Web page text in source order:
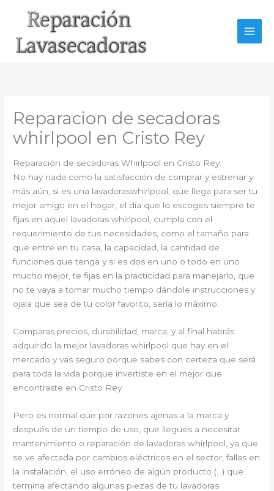
Reparacion de secadoras
whirlpool en Cristo Rey
Reparación de secadoras Whirlpool en Cristo Rey:
No hay nada como la satisfacción de comprar y estrenar y
más aún, si es una lavadoraswhirlpool, que llega para ser tu
mejor amigo en el hogar, el día que lo escoges siempre te
fijas en aquel lavadoras whirlpool, cumpla con el
requerimiento de tus necesidades, como el tamaño para
que entre en tu casa, la capacidad, la cantidad de
funciones que tenga y si es dos en uno o todo en uno
mucho mejor, te fijas en la practicidad para manejarlo, que
no te vaya a tomar mucho tiempo dándole instrucciones y
ojala que sea de tu color favorito, sería lo máximo.
Comparas precios, durabilidad, marca, y al final habrás
adquirido la mejor lavadoras whirlpool que hay en el
mercado y vas seguro porque sabes con certeza que será
para toda la vida porque invertiste en el mejor que
encontraste en Cristo Rey
Pero es normal que por razones ajenas a la marca y
después de un tiempo de uso, que llegues a necesitar
mantenimiento o reparación de lavadoras whirlpool, ya que
se ve afectada por cambios eléctricos en el sector, fallas en
la instalación, el uso erróneo de algún producto (…) que
termina afectando algunas piezas de tu lavadoras